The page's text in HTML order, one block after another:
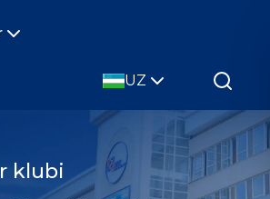
UZ
klubi